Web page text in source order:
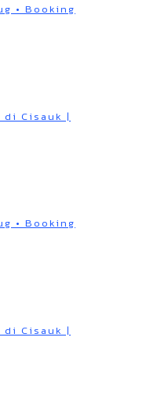
• Booking
di Cisauk |
• Booking
di Cisauk |